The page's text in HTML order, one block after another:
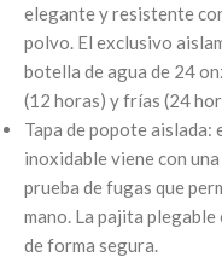
elegante y resistente
polvo. El exclusivo
botella de agua de 24
(12 horas) y frías (24
Tapa de popote aislada:
inoxidable viene con
prueba de fugas que
mano. La pajita plegable
de forma segura.